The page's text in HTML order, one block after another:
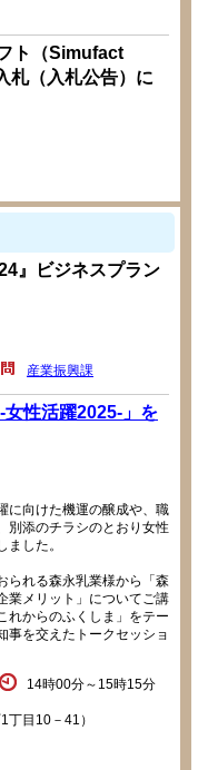
ト（Simufact
札（入札公告）に
』ビジネスプラン
産業振興課
女性活躍2025-」を
に向けた機運の醸成や、職
別添のチラシのとおり女性
した。
られる森永乳業様から「森
業メリット」についてご講
れからのふくしま」をテー
事を交えたトークセッショ
14時00分～15時15分
目10－41）